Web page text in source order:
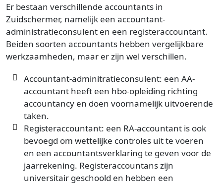
Er bestaan verschillende accountants in
Zuidschermer, namelijk een accountant-
administratieconsulent en een registeraccountant.
Beiden soorten accountants hebben vergelijkbare
werkzaamheden, maar er zijn wel verschillen.
Accountant-adminitratieconsulent: een AA-
accountant heeft een hbo-opleiding richting
accountancy en doen voornamelijk uitvoerende
taken.
Registeraccountant: een RA-accountant is ook
bevoegd om wettelijke controles uit te voeren
en een accountantsverklaring te geven voor de
jaarrekening. Registeraccountans zijn
universitair geschoold en hebben een